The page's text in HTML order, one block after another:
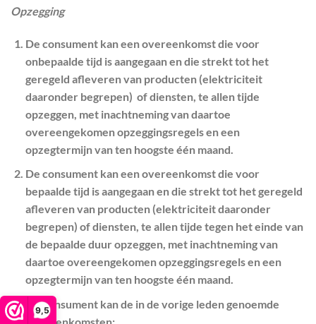
9,5
Opzegging
De consument kan een overeenkomst die voor
onbepaalde tijd is aangegaan en die strekt tot het
geregeld afleveren van producten (elektriciteit
daaronder begrepen) of diensten, te allen tijde
opzeggen, met inachtneming van daartoe
overeengekomen opzeggingsregels en een
opzegtermijn van ten hoogste één maand.
De consument kan een overeenkomst die voor
bepaalde tijd is aangegaan en die strekt tot het geregeld
afleveren van producten (elektriciteit daaronder
begrepen) of diensten, te allen tijde tegen het einde van
de bepaalde duur opzeggen, met inachtneming van
daartoe overeengekomen opzeggingsregels en een
opzegtermijn van ten hoogste één maand.
De consument kan de in de vorige leden genoemde